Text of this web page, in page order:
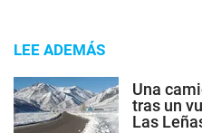
LEE ADEMÁS
Una
tras un
Las